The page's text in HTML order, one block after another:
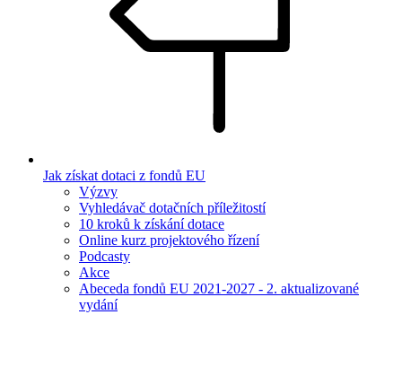
Jak získat dotaci z fondů EU
Výzvy
Vyhledávač dotačních příležitostí
10 kroků k získání dotace
Online kurz projektového řízení
Podcasty
Akce
Abeceda fondů EU 2021-2027 - 2. aktualizované
vydání